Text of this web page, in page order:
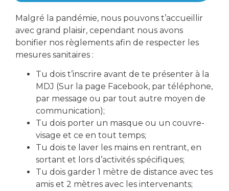
5 septembre, 2023
16:00
Local Action Jeunes
télécharger le formulaire d'inscription
Malgré la pandémie, nous pouvons t’accueillir
avec grand plaisir, cependant nous avons
bonifier nos règlements afin de respecter les
mesures sanitaires :
Tu dois t’inscrire avant de te présenter à la
MDJ (Sur la page Facebook, par téléphone,
par message ou par tout autre moyen de
communication);
Tu dois porter un masque ou un couvre-
visage et ce en tout temps;
Tu dois te laver les mains en rentrant, en
sortant et lors d’activités spécifiques;
Tu dois garder 1 mètre de distance avec tes
amis et 2 mètres avec les intervenants;